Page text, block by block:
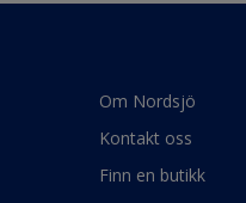
Om Nordsjö
Kontakt oss
Finn en butikk